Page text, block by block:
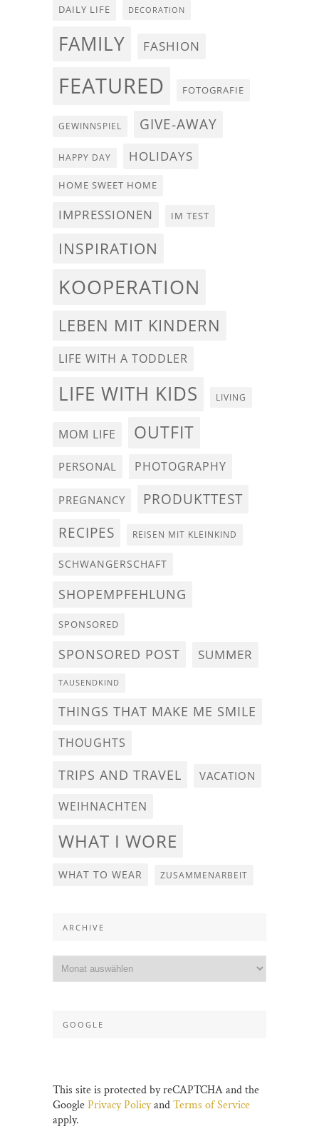
DAILY LIFE DECORATION
FAMILY FASHION
FEATURED FOTOGRAFIE
GEWINNSPIEL GIVE-AWAY
HAPPY DAY HOLIDAYS
HOME SWEET HOME
IMPRESSIONEN IM TEST
INSPIRATION
KOOPERATION
LEBEN MIT KINDERN
LIFE WITH A TODDLER
LIFE WITH KIDS LIVING
MOM LIFE OUTFIT
PERSONAL PHOTOGRAPHY
PREGNANCY PRODUKTTEST
RECIPES REISEN MIT KLEINKIND
SCHWANGERSCHAFT
SHOPEMPFEHLUNG
SPONSORED
SPONSORED POST SUMMER
TAUSENDKIND
THINGS THAT MAKE ME SMILE
THOUGHTS
TRIPS AND TRAVEL VACATION
WEIHNACHTEN
WHAT I WORE
WHAT TO WEAR ZUSAMMENARBEIT
ARCHIVE
GOOGLE
This site is protected by reCAPTCHA and the
GooglePrivacy PolicyandTerms of Service
apply.